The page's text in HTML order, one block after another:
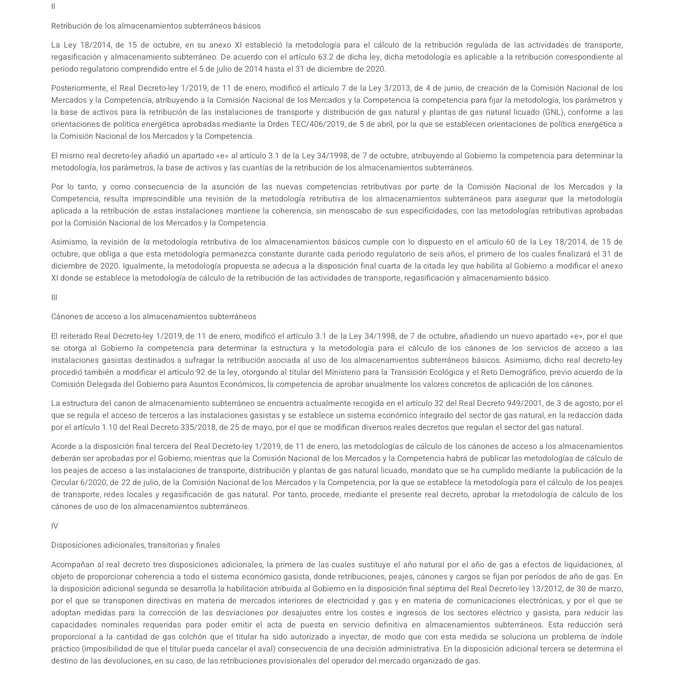
II
Retribución de los almacenamientos subterráneos básicos
La Ley 18/2014, de 15 de octubre, en su anexo XI estableció la metodología para el cálculo de la retribución regulada de las actividades de transporte,
regasificación y almacenamiento subterráneo. De acuerdo con el artículo 63.2 de dicha ley, dicha metodología es aplicable a la retribución correspondiente al
periodo regulatorio comprendido entre el 5 de julio de 2014 hasta el 31 de diciembre de 2020.
Posteriormente, el Real Decreto-ley 1/2019, de 11 de enero, modificó el artículo 7 de la Ley 3/2013, de 4 de junio, de creación de la Comisión Nacional de los
Mercados y la Competencia, atribuyendo a la Comisión Nacional de los Mercados y la Competencia la competencia para fijar la metodología, los parámetros y
la base de activos para la retribución de las instalaciones de transporte y distribución de gas natural y plantas de gas natural licuado (GNL), conforme a las
orientaciones de política energética aprobadas mediante la Orden TEC/406/2019, de 5 de abril, por la que se establecen orientaciones de política energética a
la Comisión Nacional de los Mercados y la Competencia.
El mismo real decreto-ley añadió un apartado «e» al artículo 3.1 de la Ley 34/1998, de 7 de octubre, atribuyendo al Gobierno la competencia para determinar la
metodología, los parámetros, la base de activos y las cuantías de la retribución de los almacenamientos subterráneos.
Por lo tanto, y como consecuencia de la asunción de las nuevas competencias retributivas por parte de la Comisión Nacional de los Mercados y la
Competencia, resulta imprescindible una revisión de la metodología retributiva de los almacenamientos subterráneos para asegurar que la metodología
aplicada a la retribución de estas instalaciones mantiene la coherencia, sin menoscabo de sus especificidades, con las metodologías retributivas aprobadas
por la Comisión Nacional de los Mercados y la Competencia.
Asimismo, la revisión de la metodología retributiva de los almacenamientos básicos cumple con lo dispuesto en el artículo 60 de la Ley 18/2014, de 15 de
octubre, que obliga a que esta metodología permanezca constante durante cada periodo regulatorio de seis años, el primero de los cuales finalizará el 31 de
diciembre de 2020. Igualmente, la metodología propuesta se adecua a la disposición final cuarta de la citada ley que habilita al Gobierno a modificar el anexo
XI donde se establece la metodología de cálculo de la retribución de las actividades de transporte, regasificación y almacenamiento básico.
III
Cánones de acceso a los almacenamientos subterráneos
El reiterado Real Decreto-ley 1/2019, de 11 de enero, modificó el artículo 3.1 de la Ley 34/1998, de 7 de octubre, añadiendo un nuevo apartado «e», por el que
se otorga al Gobierno la competencia para determinar la estructura y la metodología para el cálculo de los cánones de los servicios de acceso a las
instalaciones gasistas destinados a sufragar la retribución asociada al uso de los almacenamientos subterráneos básicos. Asimismo, dicho real decreto-ley
procedió también a modificar el artículo 92 de la ley, otorgando al titular del Ministerio para la Transición Ecológica y el Reto Demográfico, previo acuerdo de la
Comisión Delegada del Gobierno para Asuntos Económicos, la competencia de aprobar anualmente los valores concretos de aplicación de los cánones.
La estructura del canon de almacenamiento subterráneo se encuentra actualmente recogida en el artículo 32 del Real Decreto 949/2001, de 3 de agosto, por el
que se regula el acceso de terceros a las instalaciones gasistas y se establece un sistema económico integrado del sector de gas natural, en la redacción dada
por el artículo 1.10 del Real Decreto 335/2018, de 25 de mayo, por el que se modifican diversos reales decretos que regulan el sector del gas natural.
Acorde a la disposición final tercera del Real Decreto-ley 1/2019, de 11 de enero, las metodologías de cálculo de los cánones de acceso a los almacenamientos
deberán ser aprobadas por el Gobierno, mientras que la Comisión Nacional de los Mercados y la Competencia habrá de publicar las metodologías de cálculo de
los peajes de acceso a las instalaciones de transporte, distribución y plantas de gas natural licuado, mandato que se ha cumplido mediante la publicación de la
Circular 6/2020, de 22 de julio, de la Comisión Nacional de los Mercados y la Competencia, por la que se establece la metodología para el cálculo de los peajes
de transporte, redes locales y regasificación de gas natural. Por tanto, procede, mediante el presente real decreto, aprobar la metodología de cálculo de los
cánones de uso de los almacenamientos subterráneos.
IV
Disposiciones adicionales, transitorias y finales
Acompañan al real decreto tres disposiciones adicionales, la primera de las cuales sustituye el año natural por el año de gas a efectos de liquidaciones, al
objeto de proporcionar coherencia a todo el sistema económico gasista, donde retribuciones, peajes, cánones y cargos se fijan por períodos de año de gas. En
la disposición adicional segunda se desarrolla la habilitación atribuida al Gobierno en la disposición final séptima del Real Decreto-ley 13/2012, de 30 de marzo,
por el que se transponen directivas en materia de mercados interiores de electricidad y gas y en materia de comunicaciones electrónicas, y por el que se
adoptan medidas para la corrección de las desviaciones por desajustes entre los costes e ingresos de los sectores eléctrico y gasista, para reducir las
capacidades nominales requeridas para poder emitir el acta de puesta en servicio definitiva en almacenamientos subterráneos. Esta reducción será
proporcional a la cantidad de gas colchón que el titular ha sido autorizado a inyectar, de modo que con esta medida se soluciona un problema de índole
práctico (imposibilidad de que el titular pueda cancelar el aval) consecuencia de una decisión administrativa. En la disposición adicional tercera se determina el
destino de las devoluciones, en su caso, de las retribuciones provisionales del operador del mercado organizado de gas.